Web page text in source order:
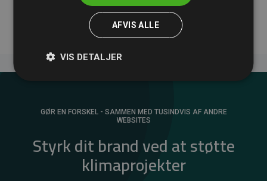
GØR EN FORSKEL - SAMMEN MED TUSINDVIS AF ANDRE
WEBSITES
Styrk dit brand ved at støtte
klimaprojekter
AFVIS ALLE
VIS DETALJER